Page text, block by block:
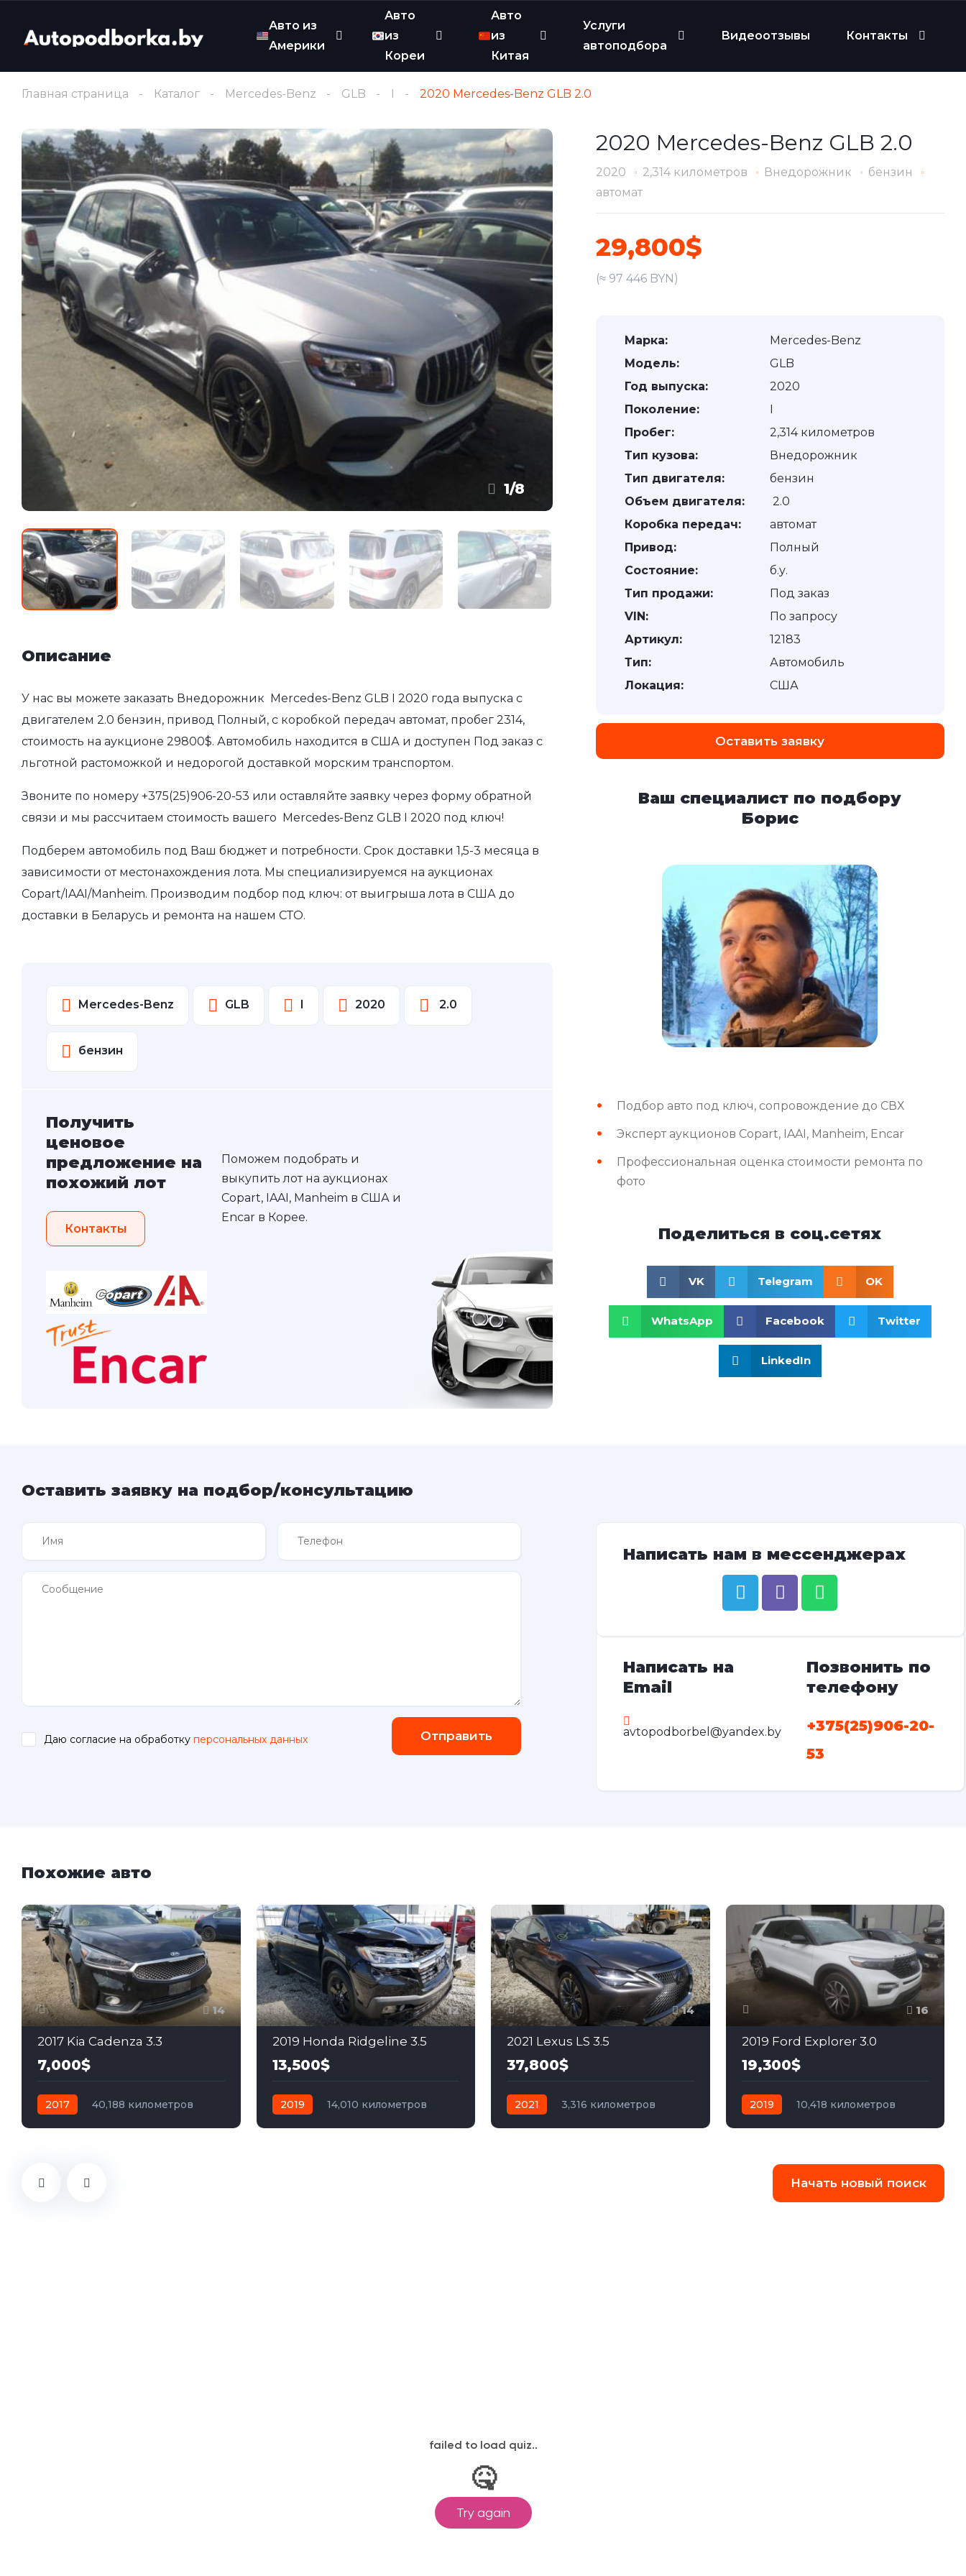
Авто из
Америки
Авто
из
Кореи
Авто
из
Китая
Услуги
автоподбора
Видеоотзывы Контакты
Главная страница Каталог Mercedes-Benz GLB I 2020 Mercedes-Benz GLB 2.0
1/8
Описание
У нас вы можете заказать Внедорожник Mercedes-Benz GLB I 2020 года выпуска с
двигателем 2.0 бензин, привод Полный, с коробкой передач автомат, пробег 2314,
стоимость на аукционе 29800$. Автомобиль находится в США и доступен Под заказ с
льготной растоможкой и недорогой доставкой морским транспортом.
Звоните по номеру +375(25)906-20-53 или оставляйте заявку через форму обратной
связи и мы рассчитаем стоимость вашего Mercedes-Benz GLB I 2020 под ключ!
Подберем автомобиль под Ваш бюджет и потребности. Срок доставки 1,5-3 месяца в
зависимости от местонахождения лота. Мы специализируемся на аукционах
Copart/IAAI/Manheim. Производим подбор под ключ: от выигрыша лота в США до
доставки в Беларусь и ремонта на нашем СТО.
Mercedes-Benz GLB I 2020 2.0
бензин
Получить
ценовое
предложение на
похожий лот
Контакты
Поможем подобрать и
выкупить лот на аукционах
Copart, IAAI, Manheim в США и
Encar в Корее.
2020 Mercedes-Benz GLB 2.0
2020 2,314 километров Внедорожник
бензин
автомат
29,800$
(≈ 97 446 BYN)
Марка:
Mercedes-Benz
Модель:
GLB
Год выпуска:
2020
Поколение:
I
Пробег:
2,314 километров
Тип кузова:
Внедорожник
Тип двигателя:
бензин
Объем двигателя:
2.0
Коробка передач:
автомат
Привод:
Полный
Состояние:
б.у.
Тип продажи:
Под заказ
VIN:
По запросу
Артикул:
12183
Тип:
Автомобиль
Локация:
США
Оставить заявку
Ваш специалист по подбору
Борис
Подбор авто под ключ, сопровождение до СВХ
Эксперт аукционов Copart, IAAI, Manheim, Encar
Профессиональная оценка стоимости ремонта по
фото
Поделиться в соц.сетях
VK Telegram OK
WhatsApp Facebook Twitter
LinkedIn
Оставить заявку на подбор/консультацию
Даю согласие на обработку персональных данных Отправить
Написать нам в мессенджерах
Написать на
Email
avtopodborbel@yandex.by
Позвонить по
телефону
+375(25)906-20-
53
Похожие авто
14
2017 Kia Cadenza 3.3
7,000$
2017
40,188 километров
12
2019 Honda Ridgeline 3.5
13,500$
2019
14,010 километров
14
2021 Lexus LS 3.5
37,800$
2021
3,316 километров
16
2019 Ford Explorer 3.0
19,300$
2019
10,418 километров
Начать новый поиск